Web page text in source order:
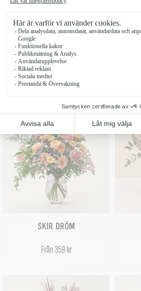
MERA BLOMSTERGLÄDJE
Från 305 kr
SKIR DRÖM
Från 359 kr